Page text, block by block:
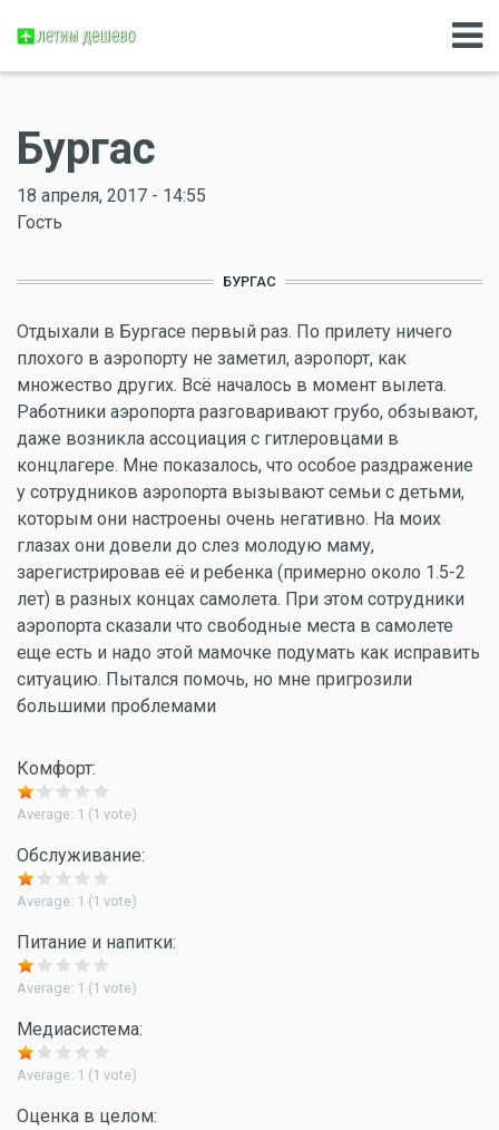
Бургас
18 апреля, 2017 - 14:55
Гость
БУРГАС
Отдыхали в Бургасе первый раз. По прилету ничего
плохого в аэропорту не заметил, аэропорт, как
множество других. Всё началось в момент вылета.
Работники аэропорта разговаривают грубо, обзывают,
даже возникла ассоциация с гитлеровцами в
концлагере. Мне показалось, что особое раздражение
у сотрудников аэропорта вызывают семьи с детьми,
которым они настроены очень негативно. На моих
глазах они довели до слез молодую маму,
зарегистрировав её и ребенка (примерно около 1.5-2
лет) в разных концах самолета. При этом сотрудники
аэропорта сказали что свободные места в самолете
еще есть и надо этой мамочке подумать как исправить
ситуацию. Пытался помочь, но мне пригрозили
большими проблемами
Комфорт:
Average: 1 (1 vote)
Обслуживание:
Average: 1 (1 vote)
Питание и напитки:
Average: 1 (1 vote)
Медиасистема:
Average: 1 (1 vote)
Оценка в целом: